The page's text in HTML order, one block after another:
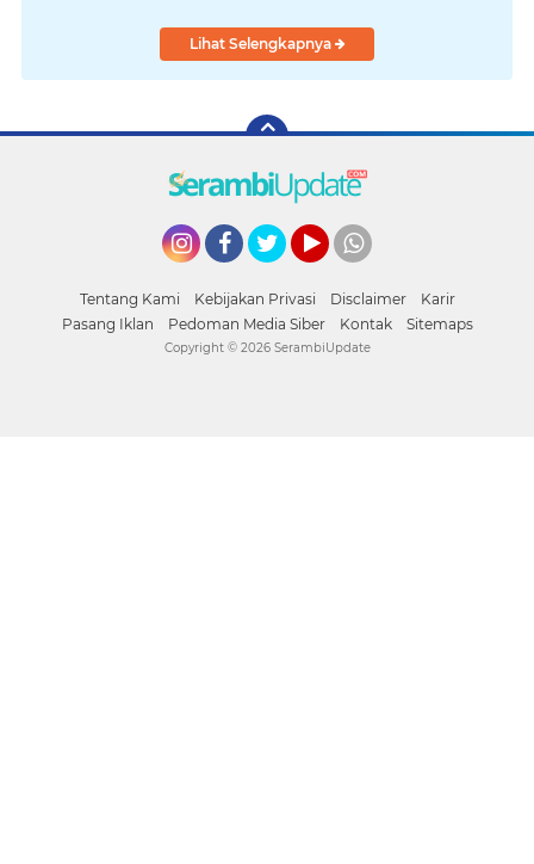
Lihat Selengkapnya
Tentang Kami Kebijakan Privasi Disclaimer
Karir
Pasang Iklan
Pedoman Media Siber Kontak Sitemaps
Copyright © 2026 SerambiUpdate